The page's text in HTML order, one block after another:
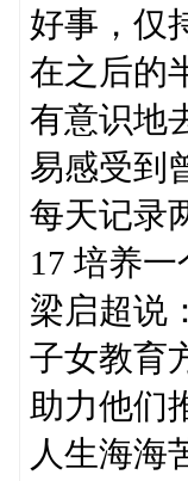
好事，仅
在之后的
有意识地
易感受到
每天记录
17 培养
梁启超说
子女教育
助力他们
人生海海